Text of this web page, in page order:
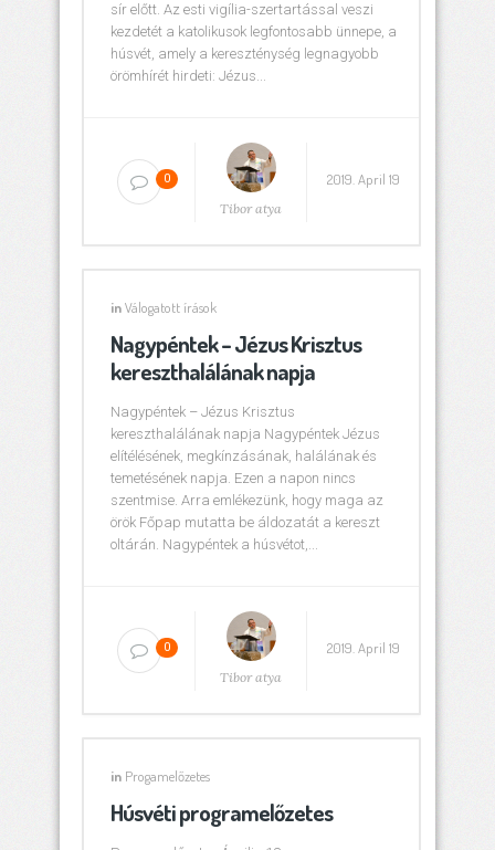
sír előtt. Az esti vigília-szertartással veszi
kezdetét a katolikusok legfontosabb ünnepe, a
húsvét, amely a kereszténység legnagyobb
örömhírét hirdeti: Jézus...
0
Tibor atya
2019. April 19
inVálogatott írások
Nagypéntek – Jézus Krisztus
kereszthalálának napja
Nagypéntek – Jézus Krisztus
kereszthalálának napja Nagypéntek Jézus
elítélésének, megkínzásának, halálának és
temetésének napja. Ezen a napon nincs
szentmise. Arra emlékezünk, hogy maga az
örök Főpap mutatta be áldozatát a kereszt
oltárán. Nagypéntek a húsvétot,...
0
Tibor atya
2019. April 19
in Progamelőzetes
Húsvéti programelőzetes